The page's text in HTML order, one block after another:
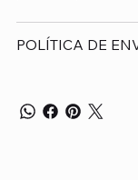
POLÍTICA DE